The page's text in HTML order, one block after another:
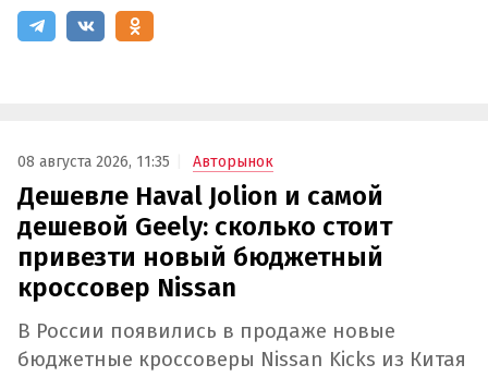
08 августа 2026, 11:35 Авторынок
Дешевле Haval Jolion и самой
дешевой Geely: сколько стоит
привезти новый бюджетный
кроссовер Nissan
В России появились в продаже новые
бюджетные кроссоверы Nissan Kicks из Китая